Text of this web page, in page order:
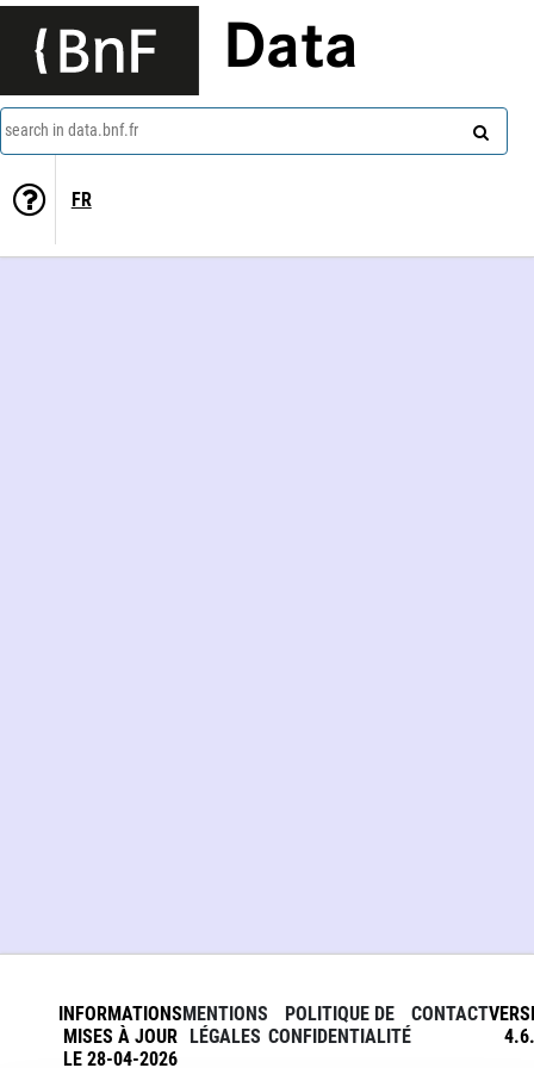
Data
search in data.bnf.fr
FR
INFORMATIONS
MISES À JOUR
LE 28-04-2026
MENTIONS
LÉGALES
POLITIQUE DE
CONFIDENTIALITÉ
CONTACT